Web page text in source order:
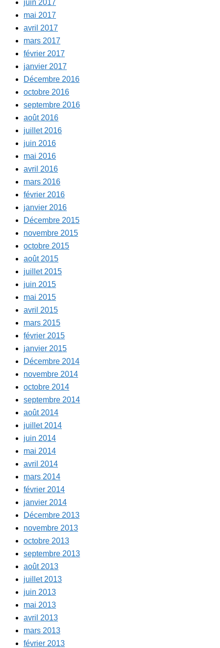
juin 2017
mai 2017
avril 2017
mars 2017
février 2017
janvier 2017
Décembre 2016
octobre 2016
septembre 2016
août 2016
juillet 2016
juin 2016
mai 2016
avril 2016
mars 2016
février 2016
janvier 2016
Décembre 2015
novembre 2015
octobre 2015
août 2015
juillet 2015
juin 2015
mai 2015
avril 2015
mars 2015
février 2015
janvier 2015
Décembre 2014
novembre 2014
octobre 2014
septembre 2014
août 2014
juillet 2014
juin 2014
mai 2014
avril 2014
mars 2014
février 2014
janvier 2014
Décembre 2013
novembre 2013
octobre 2013
septembre 2013
août 2013
juillet 2013
juin 2013
mai 2013
avril 2013
mars 2013
février 2013